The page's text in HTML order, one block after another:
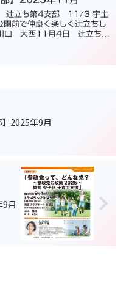
辻立ち第4支部 11/3 宇土
園前で仲良く楽しく辻立ちし
口 大西11月4日 辻立ち第
】2025年9月
9月